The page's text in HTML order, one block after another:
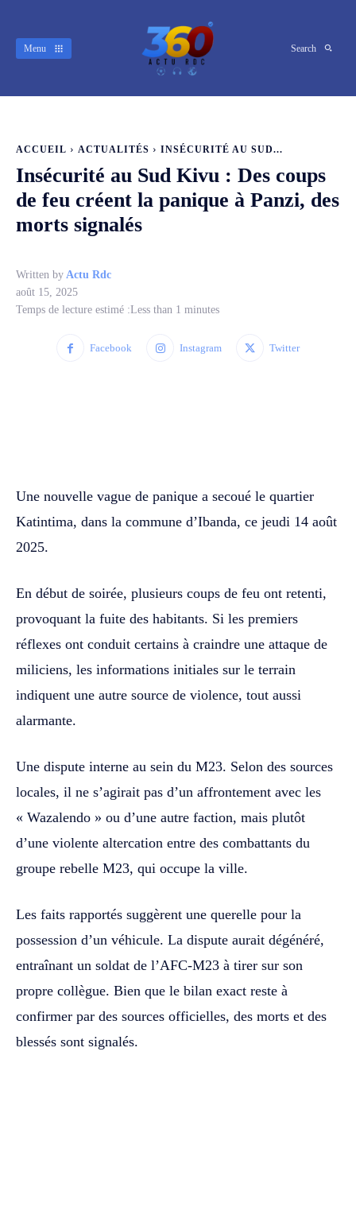
Menu Search
ACCUEIL ACTUALITÉS INSÉCURITÉ AU SUD...
Insécurité au Sud Kivu : Des coups
de feu créent la panique à Panzi, des
morts signalés
Written by Actu Rdc
août 15, 2025
Temps de lecture estimé :Less than 1 minutes
Facebook Instagram Twitter
Une nouvelle vague de panique a secoué le quartier
Katintima, dans la commune d’Ibanda, ce jeudi 14 août
2025.
En début de soirée, plusieurs coups de feu ont retenti,
provoquant la fuite des habitants. Si les premiers
réflexes ont conduit certains à craindre une attaque de
miliciens, les informations initiales sur le terrain
indiquent une autre source de violence, tout aussi
alarmante.
Une dispute interne au sein du M23. Selon des sources
locales, il ne s’agirait pas d’un affrontement avec les
« Wazalendo » ou d’une autre faction, mais plutôt
d’une violente altercation entre des combattants du
groupe rebelle M23, qui occupe la ville.
Les faits rapportés suggèrent une querelle pour la
possession d’un véhicule. La dispute aurait dégénéré,
entraînant un soldat de l’AFC-M23 à tirer sur son
propre collègue. Bien que le bilan exact reste à
confirmer par des sources officielles, des morts et des
blessés sont signalés.